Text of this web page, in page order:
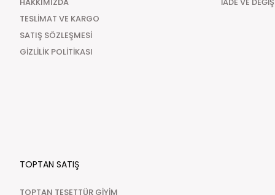
TESLİMAT VE KARGO
SATIŞ SÖZLEŞMESİ
GİZLİLİK POLİTİKASI
TOPTAN SATIŞ
TOPTAN TESETTÜR GİYİM